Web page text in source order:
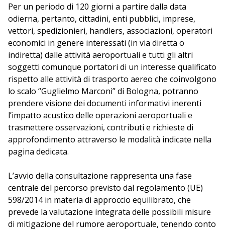
Per un periodo di 120 giorni a partire dalla data
odierna, pertanto, cittadini, enti pubblici, imprese,
vettori, spedizionieri, handlers, associazioni, operatori
economici in genere interessati (in via diretta o
indiretta) dalle attività aeroportuali e tutti gli altri
soggetti comunque portatori di un interesse qualificato
rispetto alle attività di trasporto aereo che coinvolgono
lo scalo “Guglielmo Marconi” di Bologna, potranno
prendere visione dei documenti informativi inerenti
l’impatto acustico delle operazioni aeroportuali e
trasmettere osservazioni, contributi e richieste di
approfondimento attraverso le modalità indicate nella
pagina dedicata.
L’avvio della consultazione rappresenta una fase
centrale del percorso previsto dal regolamento (UE)
598/2014 in materia di approccio equilibrato, che
prevede la valutazione integrata delle possibili misure
di mitigazione del rumore aeroportuale, tenendo conto